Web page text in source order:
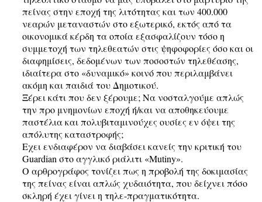
πείνας στην εποχή της λιτότητας και των 400.000
νεαρών μεταναστών στο εξωτερικό, εκτός από τα
οικονομικά κέρδη τα οποία εξασφαλίζουν τόσο η
συμμετοχή των τηλεθεατών στις ψηφοφορίες όσο και οι
διαφημίσεις, δεδομένων των ποσοστών τηλεθέασης,
ιδιαίτερα στο «δυναμικό» κοινό που περιλαμβάνει
ακόμη και παιδιά του Δημοτικού.
Ξέρει κάτι που δεν ξέρουμε; Να νοσταλγούμε απλώς
την προ μνημονίων εποχή ή/και να αποθηκεύουμε
παστέλια και πολυβιταμινούχες ουσίες εν όψει της
απόλυτης καταστροφής;
Εχει ενδιαφέρον να διαβάσει κανείς την κριτική του
Guardian στο αγγλικό ριάλιτι «Mutiny».
Ο αρθρογράφος τονίζει πως η προβολή της δοκιμασίας
της πείνας είναι απλώς χυδαιότητα, που δείχνει πόσο
σκληρή έχει γίνει η τηλε-πραγματικότητα.